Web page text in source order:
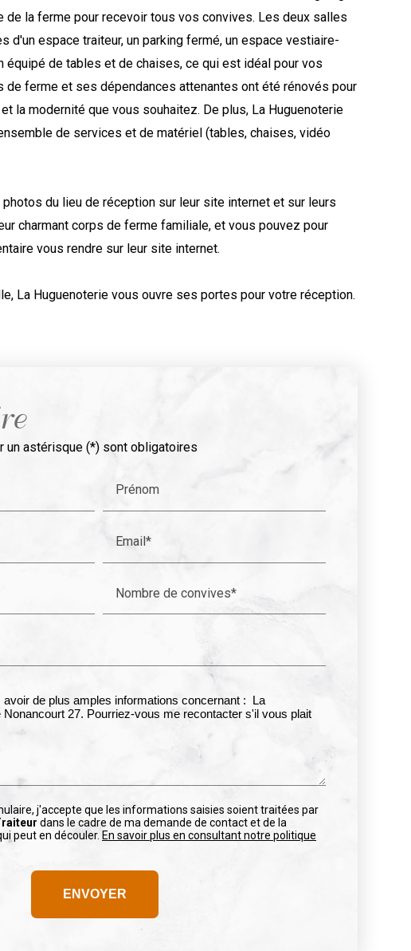
de la ferme pour recevoir tous vos convives. Les deux salles
d'un espace traiteur, un parking fermé, un espace vestiaire-
équipé de tables et de chaises, ce qui est idéal pour vos
de ferme et ses dépendances attenantes ont été rénovés pour
la modernité que vous souhaitez. De plus, La Huguenoterie
de services et de matériel (tables, chaises, vidéo
du lieu de réception sur leur site internet et sur leurs
charmant corps de ferme familiale, et vous pouvez pour
vous rendre sur leur site internet.
La Huguenoterie vous ouvre ses portes pour votre réception.
un astérisque (*) sont obligatoires
Prénom
Email*
Nombre de convives*
j'accepte que les informations saisies soient traitées par
dans le cadre de ma demande de contact et de la
peut en découler. En savoir plus en consultant notre politique